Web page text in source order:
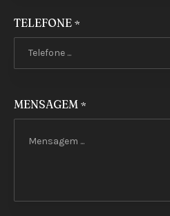
TELEFONE *
MENSAGEM *